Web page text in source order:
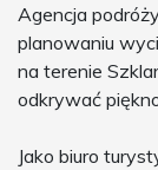
Agencja
planowaniu
na terenie
odkrywać
Jako biuro